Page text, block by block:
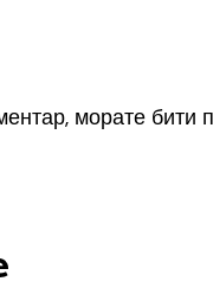
морате бити